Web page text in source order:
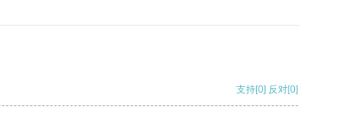
支持[0] 反对[0]